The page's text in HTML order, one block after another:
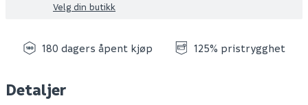
Velg din butikk
180 dagers åpent kjøp 125% pristrygghet
Detaljer